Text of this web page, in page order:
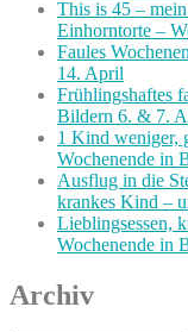
This is 45 –
Einhorntorte –
Faules
14. April
Frühlingshaftes
Bildern 6. & 7.
1 Kind weniger,
Wochenende in
Ausflug in die
krankes Kind –
Lieblingsessen,
Wochenende in
Archiv